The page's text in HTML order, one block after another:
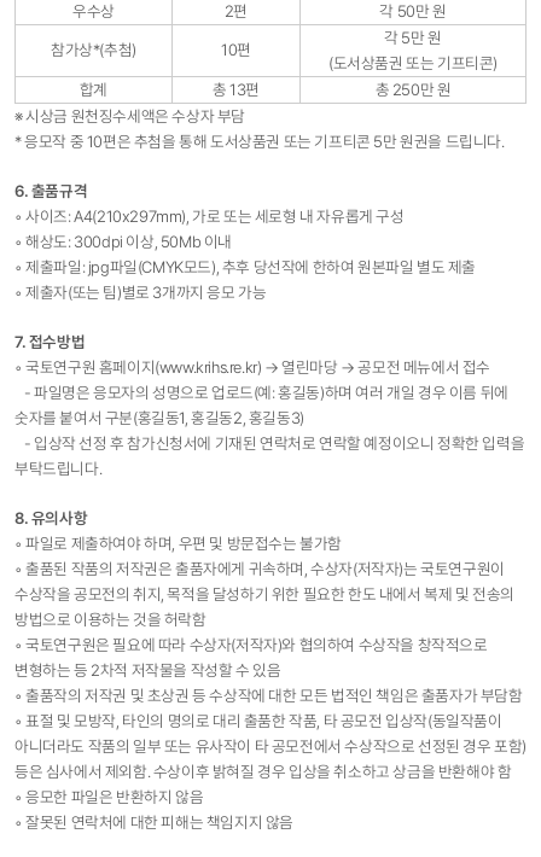
우수상
2편
각 50만 원
참가상*(추첨)
10편
각 5만 원
(도서상품권 또는 기프티콘)
합계
총 13편
총 250만 원
※ 시상금 원천징수세액은 수상자 부담
* 응모작 중 10편은 추첨을 통해 도서상품권 또는 기프티콘 5만 원권을 드립니다.
6. 출품규격
◦ 사이즈: A4(210x297mm), 가로 또는 세로형 내 자유롭게 구성
◦ 해상도: 300dpi 이상, 50Mb 이내
◦ 제출파일: jpg파일(CMYK모드), 추후 당선작에 한하여 원본파일 별도 제출
◦ 제출자(또는 팀)별로 3개까지 응모 가능
7. 접수방법
◦ 국토연구원 홈페이지(www.krihs.re.kr) → 열린마당 → 공모전 메뉴에서 접수
- 파일명은 응모자의 성명으로 업로드(예: 홍길동)하며 여러 개일 경우 이름 뒤에
숫자를 붙여서 구분(홍길동1, 홍길동2, 홍길동3)
- 입상작 선정 후 참가신청서에 기재된 연락처로 연락할 예정이오니 정확한 입력을
부탁드립니다.
8. 유의사항
◦ 파일로 제출하여야 하며, 우편 및 방문접수는 불가함
◦ 출품된 작품의 저작권은 출품자에게 귀속하며, 수상자(저작자)는 국토연구원이
수상작을 공모전의 취지, 목적을 달성하기 위한 필요한 한도 내에서 복제 및 전송의
방법으로 이용하는 것을 허락함
◦ 국토연구원은 필요에 따라 수상자(저작자)와 협의하여 수상작을 창작적으로
변형하는 등 2차적 저작물을 작성할 수 있음
◦ 출품작의 저작권 및 초상권 등 수상작에 대한 모든 법적인 책임은 출품자가 부담함
◦ 표절 및 모방작, 타인의 명의로 대리 출품한 작품, 타 공모전 입상작(동일작품이
아니더라도 작품의 일부 또는 유사작이 타 공모전에서 수상작으로 선정된 경우 포함)
등은 심사에서 제외함. 수상이후 밝혀질 경우 입상을 취소하고 상금을 반환해야 함
◦ 응모한 파일은 반환하지 않음
◦ 잘못된 연락처에 대한 피해는 책임지지 않음